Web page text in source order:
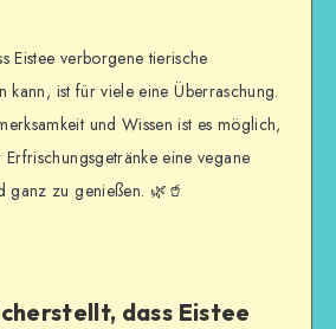
Eistee verborgene tierische
kann, ist für viele eine Überraschung.
und Wissen ist es möglich,
eine vegane
ganz zu genießen. 🌿🥤
dass Eistee